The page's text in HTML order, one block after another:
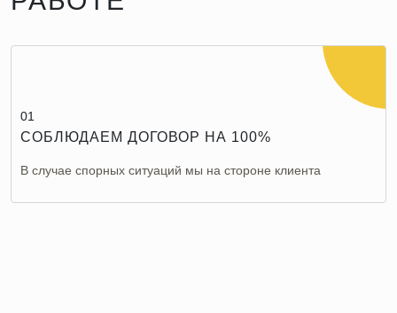
01
СОБЛЮДАЕМ ДОГОВОР НА 100%
В случае спорных ситуаций мы на стороне клиента